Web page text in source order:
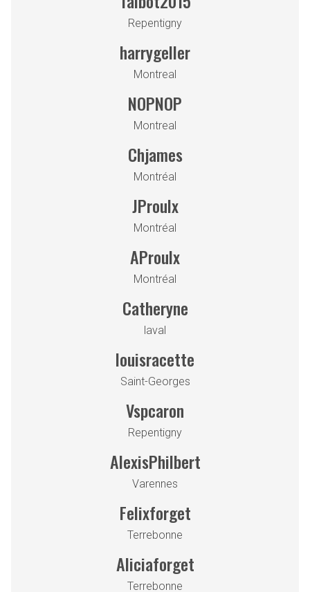
Repentigny
harrygeller
Montreal
NOPNOP
Montreal
Chjames
Montréal
JProulx
Montréal
AProulx
Montréal
Catheryne
laval
louisracette
Saint-Georges
Vspcaron
Repentigny
AlexisPhilbert
Varennes
Felixforget
Terrebonne
Aliciaforget
Terrebonne